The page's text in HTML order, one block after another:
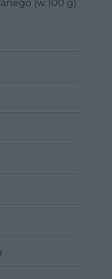
(w 100 g)